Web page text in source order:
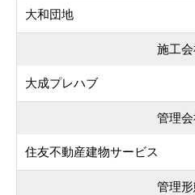
大和団地
施工
大成プレハブ
管理
住友不動産建物サービス
管理